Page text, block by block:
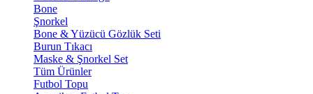
Bone
Şnorkel
Bone & Yüzücü Gözlük Seti
Burun Tıkacı
Maske & Şnorkel Set
Tüm Ürünler
Futbol Topu